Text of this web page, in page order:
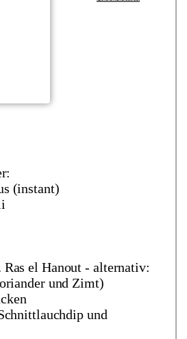
(instant)
Ras el Hanout - alternativ:
und Zimt)
und